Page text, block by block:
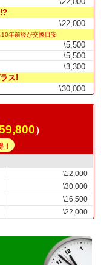
\22,000
年前後が交換目安
\5,500
\5,500
\3,300
ス!
\30,000
）
！
\12,000
\30,000
\16,500
\22,000